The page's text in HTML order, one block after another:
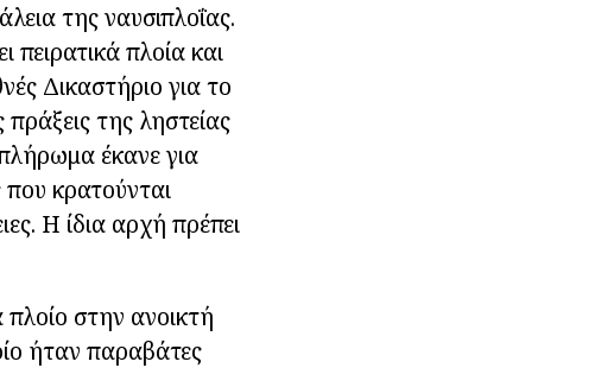
της ναυσιπλοΐας.
πειρατικά πλοία και
Δικαστήριο για το
της ληστείας
έκανε για
κρατούνται
Η ίδια αρχή πρέπει
πλοίο στην ανοικτή
ήταν παραβάτες